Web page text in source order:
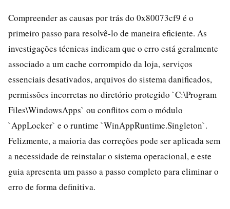
Compreender as causas por trás do 0x80073cf9 é o
primeiro passo para resolvê-lo de maneira eficiente. As
investigações técnicas indicam que o erro está geralmente
associado a um cache corrompido da loja, serviços
essenciais desativados, arquivos do sistema danificados,
permissões incorretas no diretório protegido `C:\Program
Files\WindowsApps` ou conflitos com o módulo
`AppLocker` e o runtime `WinAppRuntime.Singleton`.
Felizmente, a maioria das correções pode ser aplicada sem
a necessidade de reinstalar o sistema operacional, e este
guia apresenta um passo a passo completo para eliminar o
erro de forma definitiva.